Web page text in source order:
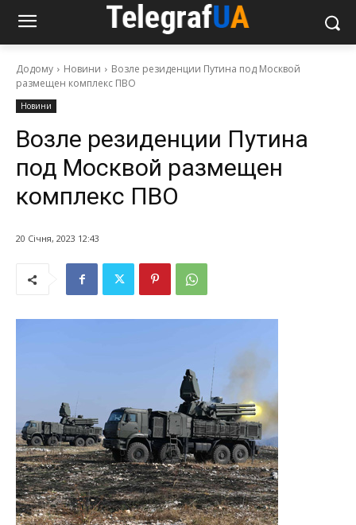
Додому Новини
Возле резиденции Путина под Москвой
размещен комплекс ПВО
Новини
Возле резиденции Путина
под Москвой размещен
комплекс ПВО
20 Січня, 2023 12:43